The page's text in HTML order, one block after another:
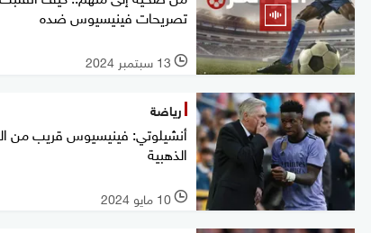
تصريحات فينيسيوس ضده
l 13 سبتمبر 2024
رياضة
أنشيلوتي: فينيسيوس قريب من
الذهبية
l 10 مايو 2024